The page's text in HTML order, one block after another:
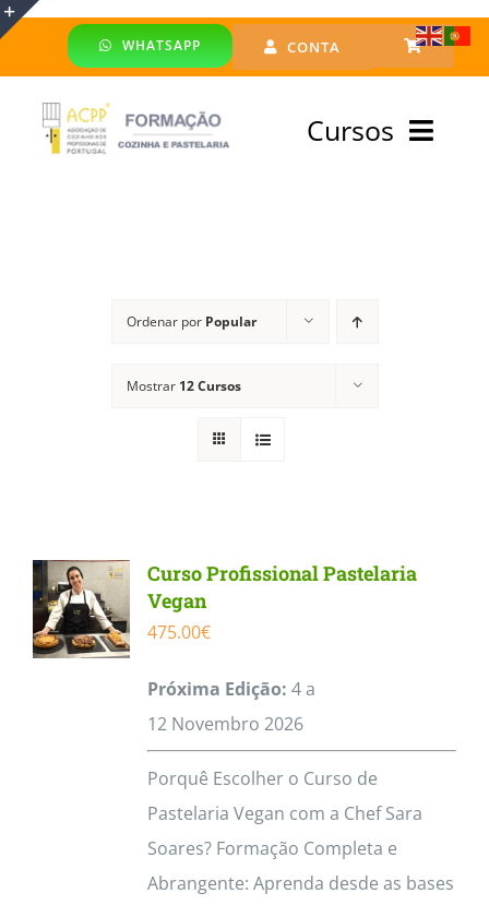
Skip
WHATSAPP CONTA
Cursos
Financiado
Ordenar por Popular
Mostrar 12 Cursos
Curso Profissional Pastelaria
Vegan
475.00€
Próxima Edição: 4 a
12 Novembro 2026
Porquê Escolher o Curso de
Pastelaria Vegan com a Chef Sara
Soares? Formação Completa e
Abrangente: Aprenda desde as bases